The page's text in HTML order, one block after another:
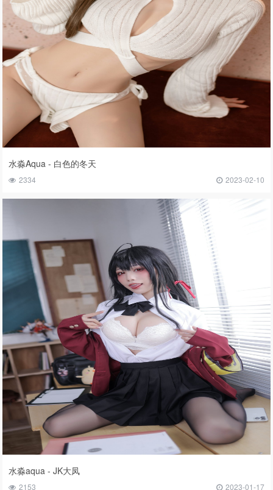
水淼Aqua - 白色的冬天
2334 2023-02-10
水淼aqua - JK大凤
2153 2023-01-17